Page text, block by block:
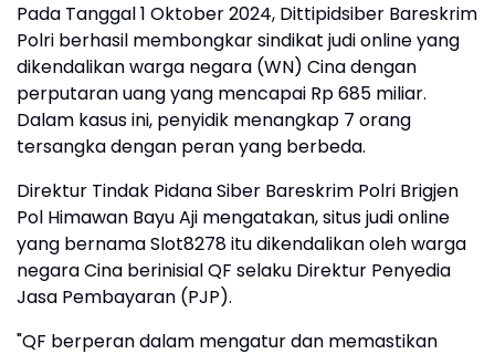
Pada Tanggal 1 Oktober 2024, Dittipidsiber Bareskrim
Polri berhasil membongkar sindikat judi online yang
dikendalikan warga negara (WN) Cina dengan
perputaran uang yang mencapai Rp 685 miliar.
Dalam kasus ini, penyidik menangkap 7 orang
tersangka dengan peran yang berbeda.
Direktur Tindak Pidana Siber Bareskrim Polri Brigjen
Pol Himawan Bayu Aji mengatakan, situs judi online
yang bernama Slot8278 itu dikendalikan oleh warga
negara Cina berinisial QF selaku Direktur Penyedia
Jasa Pembayaran (PJP).
"QF berperan dalam mengatur dan memastikan